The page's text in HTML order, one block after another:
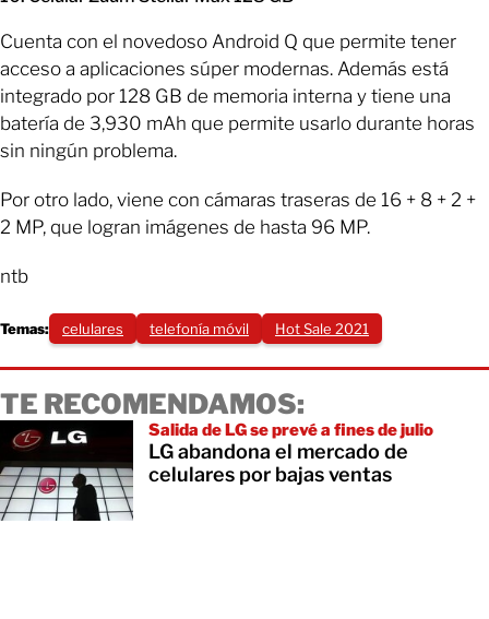
Cuenta con el novedoso Android Q que permite tener
acceso a aplicaciones súper modernas. Además está
integrado por 128 GB de memoria interna y tiene una
batería de 3,930 mAh que permite usarlo durante horas
sin ningún problema.
Por otro lado, viene con cámaras traseras de 16 + 8 + 2 +
2 MP, que logran imágenes de hasta 96 MP.
ntb
Temas: celulares telefonía móvil Hot Sale 2021
TE RECOMENDAMOS:
Salida de LG se prevé a fines de julio
LG abandona el mercado de
celulares por bajas ventas